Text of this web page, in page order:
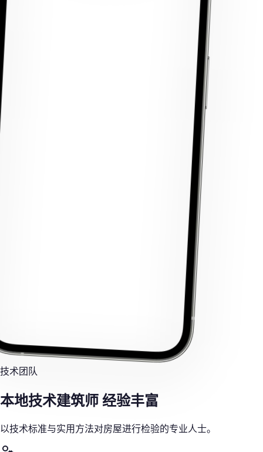
技术团队
本地技术建筑师 经验丰富
以技术标准与实用方法对房屋进行检验的专业人士。